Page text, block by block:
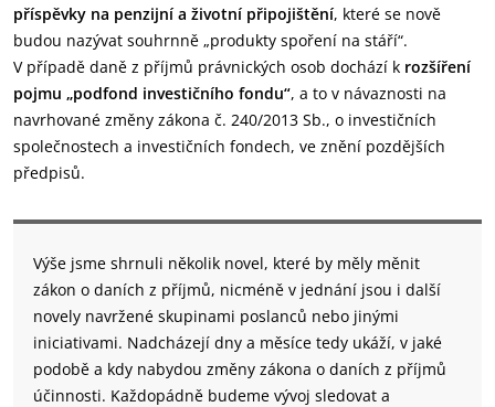
příspěvky na penzijní a životní připojištění, které se nově
budou nazývat souhrnně „produkty spoření na stáří“.
V případě daně z příjmů právnických osob dochází k rozšíření
pojmu „podfond investičního fondu“, a to v návaznosti na
navrhované změny zákona č. 240/2013 Sb., o investičních
společnostech a investičních fondech, ve znění pozdějších
předpisů.
Výše jsme shrnuli několik novel, které by měly měnit
zákon o daních z příjmů, nicméně v jednání jsou i další
novely navržené skupinami poslanců nebo jinými
iniciativami. Nadcházejí dny a měsíce tedy ukáží, v jaké
podobě a kdy nabydou změny zákona o daních z příjmů
účinnosti. Každopádně budeme vývoj sledovat a